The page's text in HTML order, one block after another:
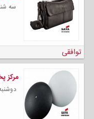
سه شنبه 23
توافقی
مرکز
دوشنبه 22 خرداد